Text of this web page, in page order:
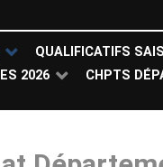
QUALIFICATIFS
2026 CHPTS